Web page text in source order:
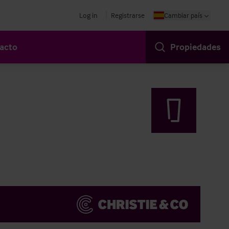
Log in Registrarse Cambiar país
Propiedades